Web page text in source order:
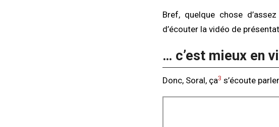
Bref, quelque chose
d’écouter la vidéo de
… c’est mieux en
Donc, Soral, ça3 s’écoute